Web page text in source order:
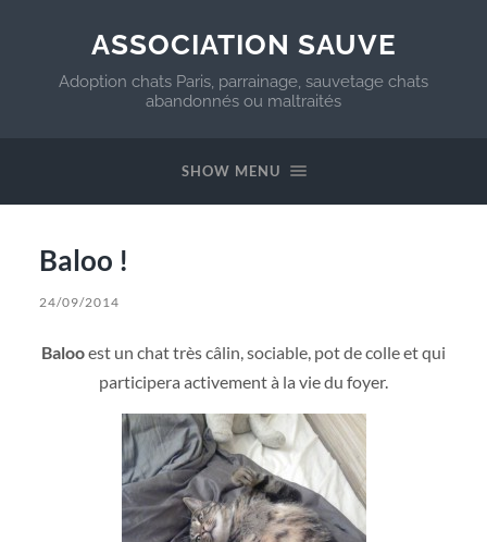
ASSOCIATION SAUVE
Adoption chats Paris, parrainage, sauvetage chats
abandonnés ou maltraités
SHOW MENU
Baloo !
24/09/2014
Balooest un chat très câlin, sociable, pot de colle et qui
participera activement à la vie du foyer.